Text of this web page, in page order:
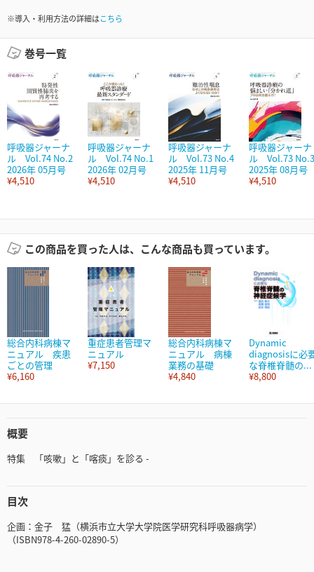
※導入・利用方法の詳細はこちら
巻号一覧
呼吸器ジャーナ
ル Vol.74 No.2
2026年 05月号
¥4,510
呼吸器ジャーナ
ル Vol.74 No.1
2026年 02月号
¥4,510
呼吸器ジャーナ
ル Vol.73 No.4
2025年 11月号
¥4,510
呼吸器ジャーナ
ル Vol.73 No.3
2025年 08月号
¥4,510
この商品を買った人は、こんな商品も買っています。
総合内科病棟マ
ニュアル 疾患
ごとの管理
¥6,160
重症患者管理マ
ニュアル
¥7,150
総合内科病棟マ
ニュアル 病棟
業務の基礎
¥4,840
Dynamic
diagnosisに必
な脊椎脊髄の...
¥8,800
概要
特集 「咳嗽」と「喀痰」を診る -
目次
企画：金子 猛（横浜市立大学大学院医学研究科呼吸器病学）
（ISBN978-4-260-02890-5）